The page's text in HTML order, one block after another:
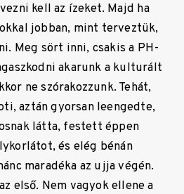
kell az ízeket. Majd ha
jobban, mint terveztük,
Meg sört inni, csakis a PH-
akarunk a kulturált
ne szórakozzunk. Tehát,
aztán gyorsan leengedte,
látta, festett éppen
és elég bénán
maradéka az ujja végén.
első. Nem vagyok ellene a